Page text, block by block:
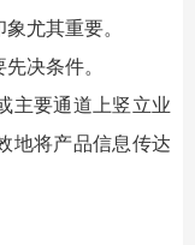
尤其重要。
决条件。
主要通道上竖立业
地将产品信息传达